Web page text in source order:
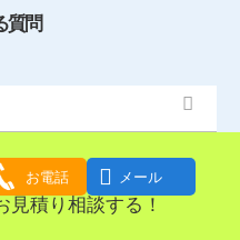
質問
すか。
お電話  メール
見積り相談する！